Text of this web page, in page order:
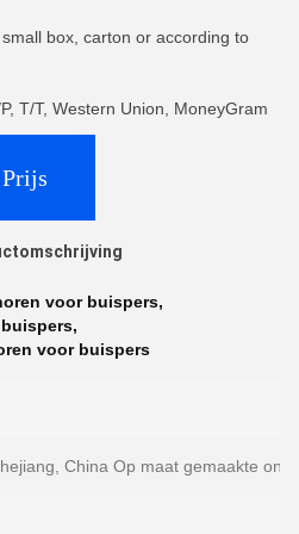
box, carton or according to
T/T, Western Union, MoneyGram
voor buispers,
buispers,
voor buispers
China Op maat gemaakte